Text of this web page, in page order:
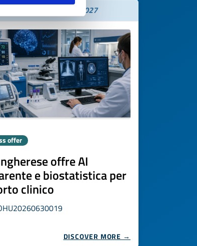
06 agosto 2027
offer
offre AI
e biostatistica per
clinico
DISCOVER MORE →